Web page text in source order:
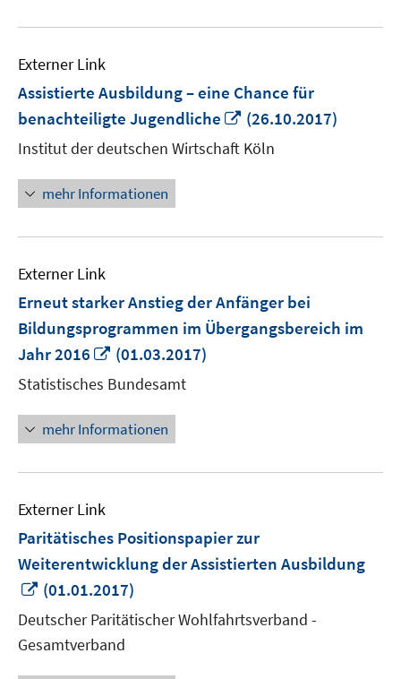
Externer Link
Assistierte Ausbildung – eine Chance für
benachteiligte Jugendliche
In
neuem
Fenster
(26.10.2017)
Institut der deutschen Wirtschaft Köln
mehr Informationen
Externer Link
Erneut starker Anstieg der Anfänger bei
Bildungsprogrammen im Übergangsbereich im
Jahr 2016
In
neuem
Fenster
öffnen
(01.03.2017)
Statistisches Bundesamt
mehr Informationen
Externer Link
Paritätisches Positionspapier zur
Weiterentwicklung der Assistierten Ausbildung
In
neuem
Fenster
öffnen
(01.01.2017)
Deutscher Paritätischer Wohlfahrtsverband -
Gesamtverband